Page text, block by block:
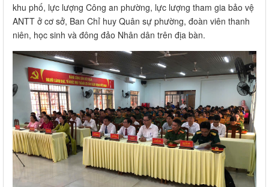
khu phố, lực lượng Công an phường, lực lượng tham gia bảo vệ
ANTT ở cơ sở, Ban Chỉ huy Quân sự phường, đoàn viên thanh
niên, học sinh và đông đảo Nhân dân trên địa bàn.